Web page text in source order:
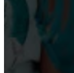
Pigen fra
i morgen